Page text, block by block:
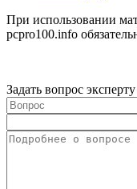
При использовании
pcpro100.info
Задать вопрос эксперту